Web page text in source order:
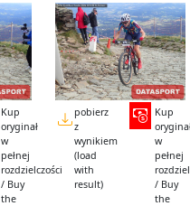
Kup
oryginał
w
pełnej
rozdzielczości
/ Buy
the
pobierz
z
wynikiem
(load
with
result)
Kup
w
pełnej
/ Buy
the